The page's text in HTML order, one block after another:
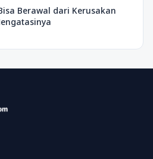
Berawal dari Kerusakan